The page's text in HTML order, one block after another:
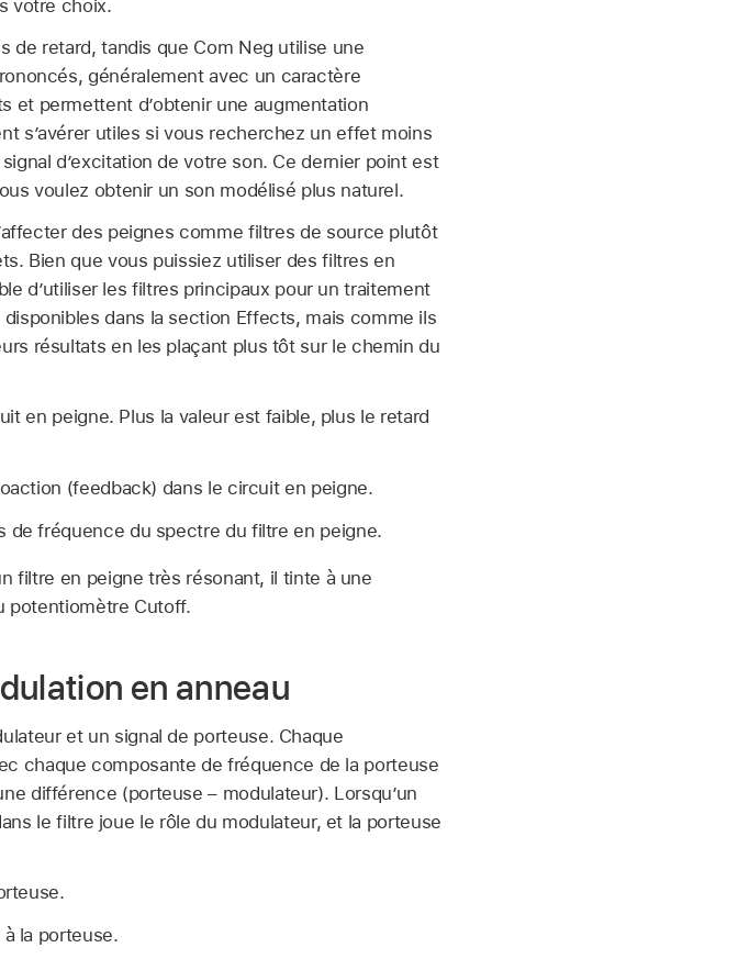
votre choix.
de retard, tandis que Com Neg utilise une
généralement avec un caractère
et permettent d’obtenir une augmentation
s’avérer utiles si vous recherchez un effet moins
d’excitation de votre son. Ce dernier point est
voulez obtenir un son modélisé plus naturel.
des peignes comme filtres de source plutôt
Bien que vous puissiez utiliser des filtres en
d’utiliser les filtres principaux pour un traitement
dans la section Effects, mais comme ils
résultats en les plaçant plus tôt sur le chemin du
en peigne. Plus la valeur est faible, plus le retard
(feedback) dans le circuit en peigne.
de fréquence du spectre du filtre en peigne.
filtre en peigne très résonant, il tinte à une
potentiomètre Cutoff.
en anneau
et un signal de porteuse. Chaque
chaque composante de fréquence de la porteuse
différence (porteuse – modulateur). Lorsqu’un
le filtre joue le rôle du modulateur, et la porteuse
la porteuse.